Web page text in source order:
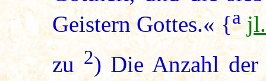
Geistern Gottes.« {a
zu2) Die Anzahl